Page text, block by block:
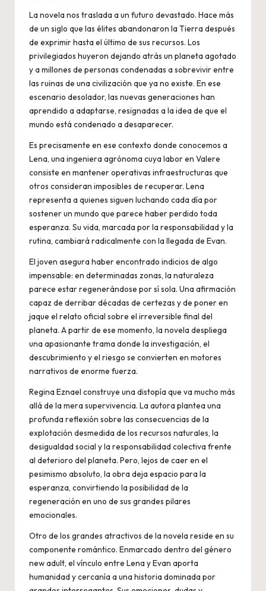
La novela nos traslada a un futuro devastado. Hace más
de un siglo que las élites abandonaron la Tierra después
de exprimir hasta el último de sus recursos. Los
privilegiados huyeron dejando atrás un planeta agotado
y a millones de personas condenadas a sobrevivir entre
las ruinas de una civilización que ya no existe. En ese
escenario desolador, las nuevas generaciones han
aprendido a adaptarse, resignadas a la idea de que el
mundo está condenado a desaparecer.
Es precisamente en ese contexto donde conocemos a
Lena, una ingeniera agrónoma cuya labor en Valere
consiste en mantener operativas infraestructuras que
otros consideran imposibles de recuperar. Lena
representa a quienes siguen luchando cada día por
sostener un mundo que parece haber perdido toda
esperanza. Su vida, marcada por la responsabilidad y la
rutina, cambiará radicalmente con la llegada de Evan.
El joven asegura haber encontrado indicios de algo
impensable: en determinadas zonas, la naturaleza
parece estar regenerándose por sí sola. Una afirmación
capaz de derribar décadas de certezas y de poner en
jaque el relato oficial sobre el irreversible final del
planeta. A partir de ese momento, la novela despliega
una apasionante trama donde la investigación, el
descubrimiento y el riesgo se convierten en motores
narrativos de enorme fuerza.
Regina Eznael construye una distopía que va mucho más
allá de la mera supervivencia. La autora plantea una
profunda reflexión sobre las consecuencias de la
explotación desmedida de los recursos naturales, la
desigualdad social y la responsabilidad colectiva frente
al deterioro del planeta. Pero, lejos de caer en el
pesimismo absoluto, la obra deja espacio para la
esperanza, convirtiendo la posibilidad de la
regeneración en uno de sus grandes pilares
emocionales.
Otro de los grandes atractivos de la novela reside en su
componente romántico. Enmarcado dentro del género
new adult, el vínculo entre Lena y Evan aporta
humanidad y cercanía a una historia dominada por